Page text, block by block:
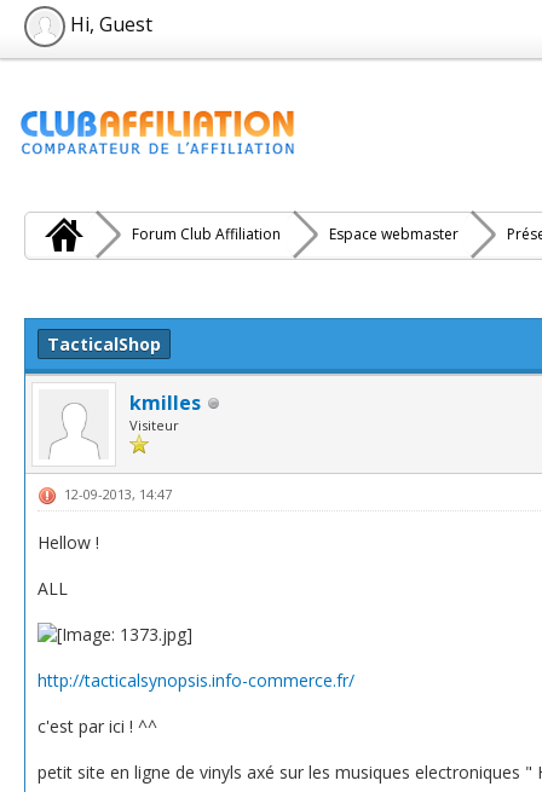
Hi, Guest
Forum Club Affiliation Espace webmaster
TacticalShop
kmilles
Visiteur
12-09-2013, 14:47
Hellow !
ALL
http://tacticalsynopsis.info-commerce.fr/
c'est par ici ! ^^
petit site en ligne de vinyls axé sur les musiques electroniques "